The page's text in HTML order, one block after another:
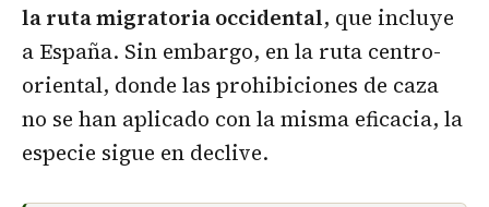
la ruta migratoria occidental, que incluye
a España. Sin embargo, en la ruta centro-
oriental, donde las prohibiciones de caza
no se han aplicado con la misma eficacia, la
especie sigue en declive.